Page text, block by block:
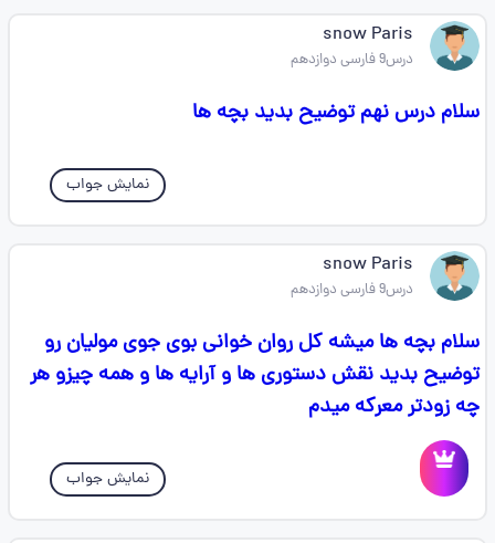
snow Paris
درس9 فارسی دوازدهم
سلام درس نهم توضیح بدید بچه ها
نمایش جواب
snow Paris
درس9 فارسی دوازدهم
سلام بچه ها میشه کل روان خوانی بوی جوی مولیان رو
توضیح بدید نقش دستوری ها و آرایه ها و همه چیزو هر
چه زودتر معرکه میدم
نمایش جواب